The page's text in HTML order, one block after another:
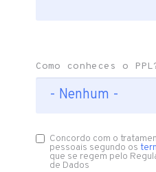
Como conheces o
Concordo com o
pessoais segundo os
que se regem pelo
de Dados